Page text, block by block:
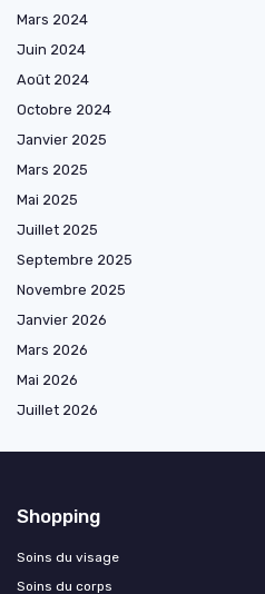
Mars 2024
Juin 2024
Août 2024
Octobre 2024
Janvier 2025
Mars 2025
Mai 2025
Juillet 2025
Septembre 2025
Novembre 2025
Janvier 2026
Mars 2026
Mai 2026
Juillet 2026
Shopping
Soins du visage
Soins du corps